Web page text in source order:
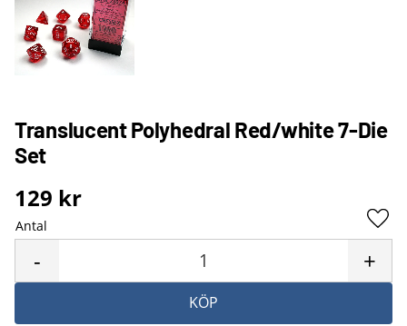
Translucent Polyhedral Red/white 7-Die
Set
129 kr
Antal
+
-
KÖP